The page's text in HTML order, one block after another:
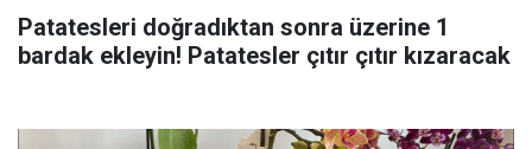
Patatesleri doğradıktan sonra üzerine 1
bardak ekleyin! Patatesler çıtır çıtır kızaracak